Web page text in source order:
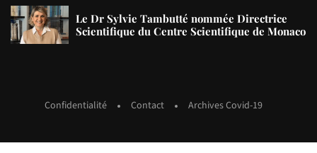
Le Dr Sylvie Tambutté nommée Directrice
Scientifique du Centre Scientifique de Monaco
Confidentialité Contact Archives Covid-19